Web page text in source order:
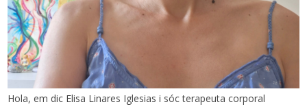
Hola, em dic Elisa Linares Iglesias i sóc terapeuta corporal